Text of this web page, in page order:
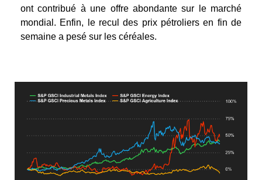
ont contribué à une offre abondante sur le marché
mondial. Enfin, le recul des prix pétroliers en fin de
semaine a pesé sur les céréales.